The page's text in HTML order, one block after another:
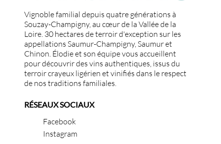
Vignoble familial depuis quatre générations à
Souzay-Champigny, au cœur de la Vallée de la
Loire. 30 hectares de terroir d'exception sur les
appellations Saumur-Champigny, Saumur et
Chinon. Élodie et son équipe vous accueillent
pour découvrir des vins authentiques, issus du
terroir crayeux ligérien et vinifiés dans le respect
de nos traditions familiales.
RÉSEAUX SOCIAUX
Facebook
Instagram